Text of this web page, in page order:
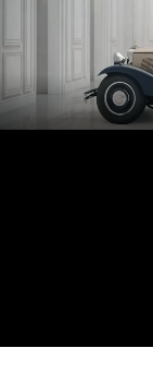
純電動車型
插電式混能
房車
00:00 /